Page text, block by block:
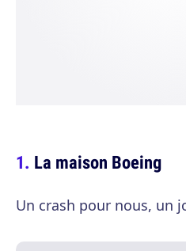
La maison Boeing
Un crash pour nous, un